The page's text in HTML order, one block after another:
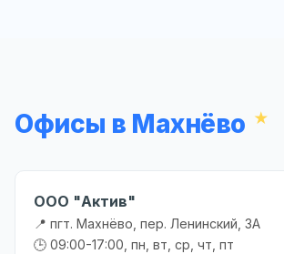
Офисы в Махнёво
ООО "Актив"
📍 пгт. Махнёво, пер. Ленинский, 3А
🕒 09:00-17:00, пн, вт, ср, чт, пт